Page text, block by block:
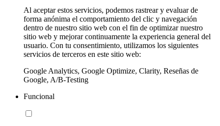
Al aceptar estos servicios, podemos rastrear y evaluar de
forma anónima el comportamiento del clic y navegación
dentro de nuestro sitio web con el fin de optimizar nuestro
sitio web y mejorar continuamente la experiencia general del
usuario. Con tu consentimiento, utilizamos los siguientes
servicios de terceros en este sitio web:
Google Analytics, Google Optimize, Clarity, Reseñas de
Google, A/B-Testing
Funcional